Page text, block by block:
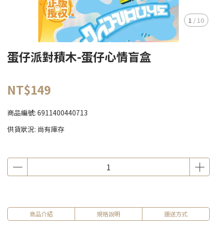
1 /10
蛋仔派對積木-蛋仔心情盲盒
NT$149
商品編號: 6911400440713
供貨狀況: 尚有庫存
商品介紹 規格說明 運送方式